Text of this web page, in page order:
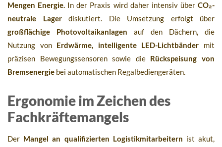
Mengen Energie. In der Praxis wird daher intensiv überCO₂-
neutrale Lagerdiskutiert. Die Umsetzung erfolgt über
großflächige Photovoltaikanlagen auf den Dächern, die
Nutzung von Erdwärme, intelligente LED-Lichtbänder mit
präzisen Bewegungssensoren sowie die Rückspeisung von
Bremsenergie bei automatischen Regalbediengeräten.
Ergonomie im Zeichen des
Fachkräftemangels
Der Mangel an qualifizierten Logistikmitarbeitern ist akut,